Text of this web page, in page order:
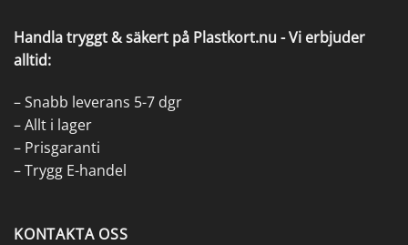
Handla tryggt & säkert på Plastkort.nu - Vi erbjuder
alltid:
– Snabb leverans 5-7 dgr
– Allt i lager
– Prisgaranti
– Trygg E-handel
KONTAKTA OSS